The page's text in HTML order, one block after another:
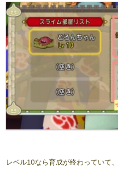
レベル10なら育成が終わっていて、